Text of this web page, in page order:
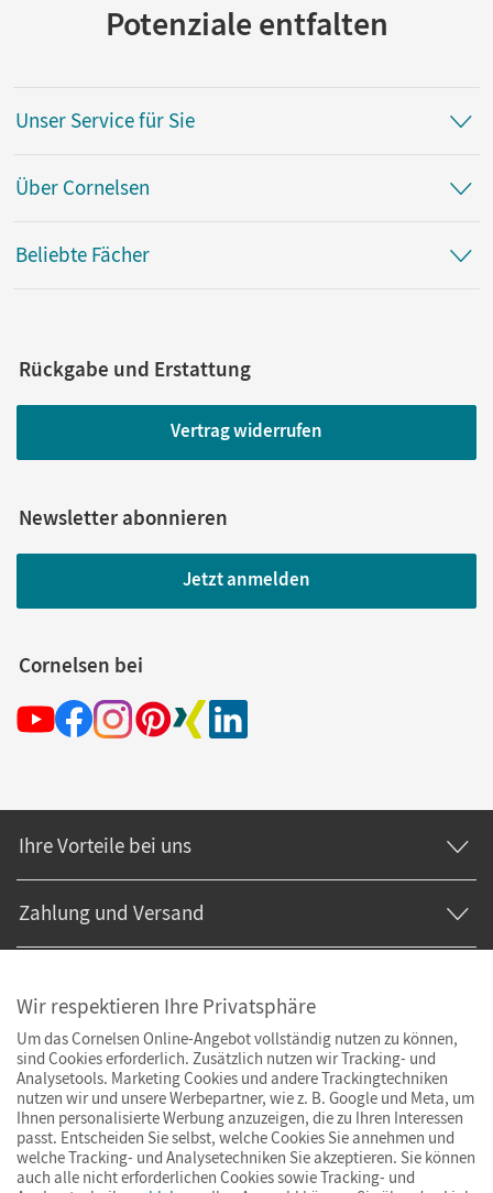
Potenziale entfalten
Unser Service für Sie
Über Cornelsen
Beliebte Fächer
Rückgabe und Erstattung
Vertrag widerrufen
Newsletter abonnieren
Jetzt anmelden
Cornelsen bei
Ihre Vorteile bei uns
Zahlung und Versand
Wir respektieren Ihre Privatsphäre
Um das Cornelsen Online-Angebot vollständig nutzen zu können,
sind Cookies erforderlich. Zusätzlich nutzen wir Tracking- und
Analysetools. Marketing Cookies und andere Trackingtechniken
nutzen wir und unsere Werbepartner, wie z. B. Google und Meta, um
Ihnen personalisierte Werbung anzuzeigen, die zu Ihren Interessen
passt. Entscheiden Sie selbst, welche Cookies Sie annehmen und
welche Tracking- und Analysetechniken Sie akzeptieren. Sie können
auch alle nicht erforderlichen Cookies sowie Tracking- und